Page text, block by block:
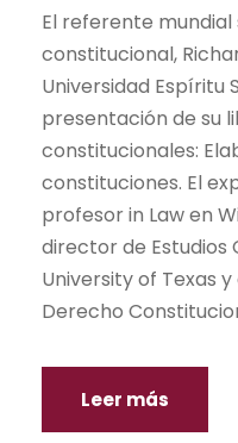
El referente
constitucional,
Universidad Espíritu
presentación de su
constitucionales:
constituciones. El
profesor in Law en
director de Estudios
University of Texas
Derecho
Leer más